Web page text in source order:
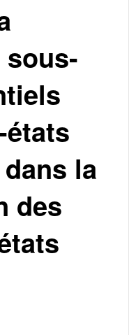
la
des